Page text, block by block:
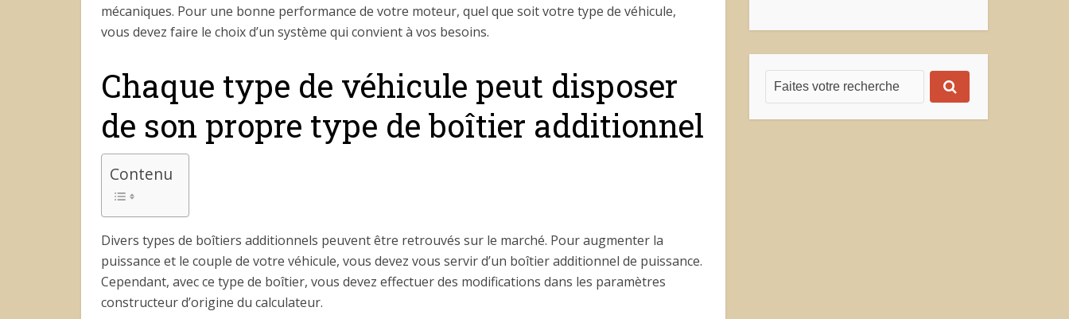
mécaniques. Pour une bonne performance de votre moteur, quel que soit votre type de véhicule,
vous devez faire le choix d’un système qui convient à vos besoins.
Chaque type de véhicule peut disposer
de son propre type de boîtier additionnel
Contenu
Divers types de boîtiers additionnels peuvent être retrouvés sur le marché. Pour augmenter la
puissance et le couple de votre véhicule, vous devez vous servir d’un boîtier additionnel de puissance.
Cependant, avec ce type de boîtier, vous devez effectuer des modifications dans les paramètres
constructeur d’origine du calculateur.